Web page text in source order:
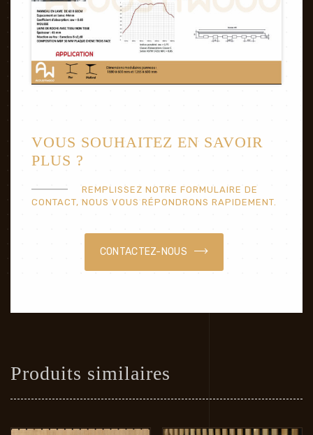
VOUS SOUHAITEZ EN SAVOIR
PLUS ?
REMPLISSEZ NOTRE FORMULAIRE DE
CONTACT, NOUS VOUS RÉPONDRONS RAPIDEMENT.
CONTACTEZ-NOUS
Produits similaires